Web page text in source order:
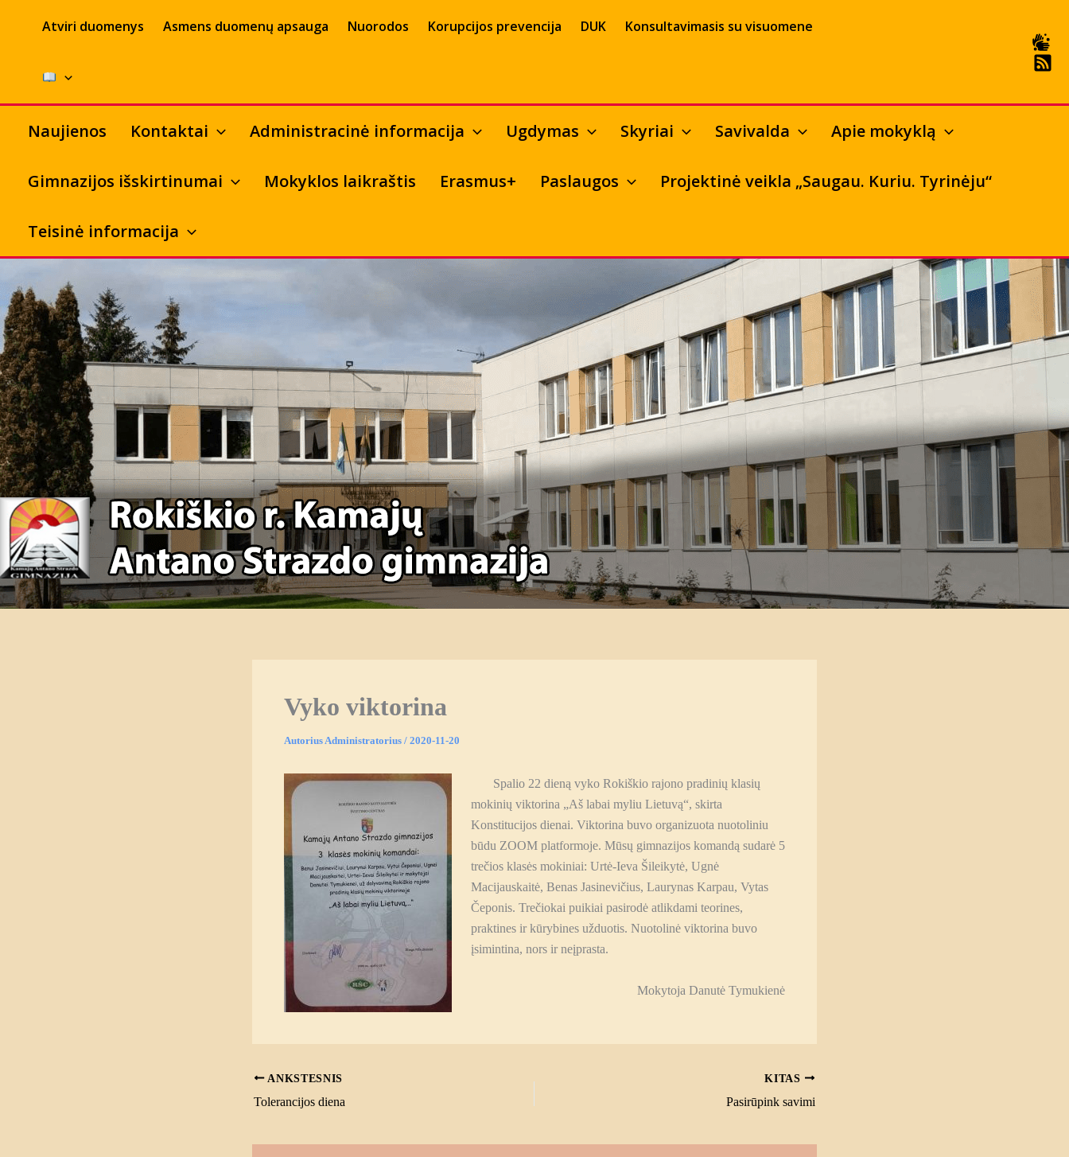
Atviri duomenys Asmens duomenų apsauga Nuorodos Korupcijos prevencija DUK Konsultavimasis su visuomene
Naujienos Kontaktai Administracinė informacija Ugdymas Skyriai Savivalda Apie mokyklą
Gimnazijos išskirtinumai Mokyklos laikraštis Erasmus+ Paslaugos Projektinė veikla „Saugau. Kuriu. Tyrinėju“
Teisinė informacija
Vyko viktorina
AutoriusAdministratorius / 2020-11-20
Spalio 22 dieną vyko Rokiškio rajono pradinių klasių
mokinių viktorina „Aš labai myliu Lietuvą“, skirta
Konstitucijos dienai. Viktorina buvo organizuota nuotoliniu
būdu ZOOM platformoje. Mūsų gimnazijos komandą sudarė 5
trečios klasės mokiniai: Urtė-Ieva Šileikytė, Ugnė
Macijauskaitė, Benas Jasinevičius, Laurynas Karpau, Vytas
Čeponis. Trečiokai puikiai pasirodė atlikdami teorines,
praktines ir kūrybines užduotis. Nuotolinė viktorina buvo
įsimintina, nors ir neįprasta.
Mokytoja Danutė Tymukienė
ANKSTESNIS
Tolerancijos diena
KITAS
Pasirūpink savimi